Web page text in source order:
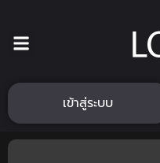
เข้าสู่ระบบ